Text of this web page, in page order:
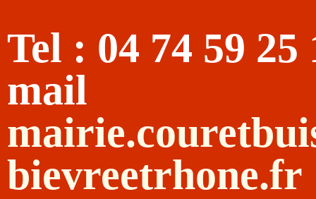
Tel : 04 74 59 25
mail
bievreetrhone.fr